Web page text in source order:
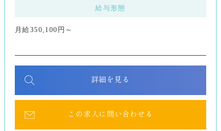
給与形態
月給350,100円～
詳細を見る
この求人に問い合わせる